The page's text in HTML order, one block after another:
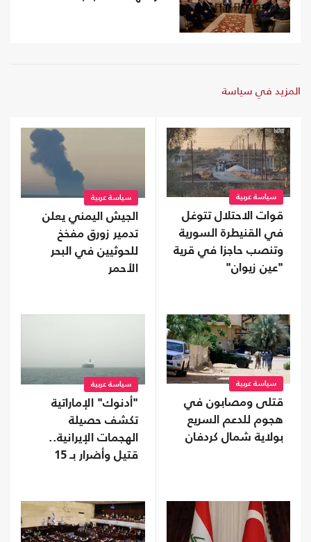
المزيد في سياسة
سياسة عربية
قوات الاحتلال تتوغل
في القنيطرة السورية
وتنصب حاجزا في قرية
"عين زيوان"
سياسة عربية
الجيش اليمني يعلن
تدمير زورق مفخخ
للحوثيين في البحر
الأحمر
سياسة عربية
قتلى ومصابون في
هجوم للدعم السريع
بولاية شمال كردفان
سياسة عربية
"أدنوك" الإماراتية
تكشف حصيلة
الهجمات الإيرانية..
قتيل وأضرار بـ 15